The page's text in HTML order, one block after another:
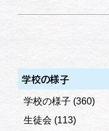
学校の様子
学校の様子 (360)
生徒会 (113)